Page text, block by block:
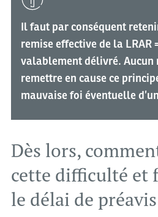
Il faut par conséquent
remise effective de la LRAR
valablement délivré. Aucun
remettre en cause ce
mauvaise foi éventuelle
Dès lors,
cette difficulté et
le délai de